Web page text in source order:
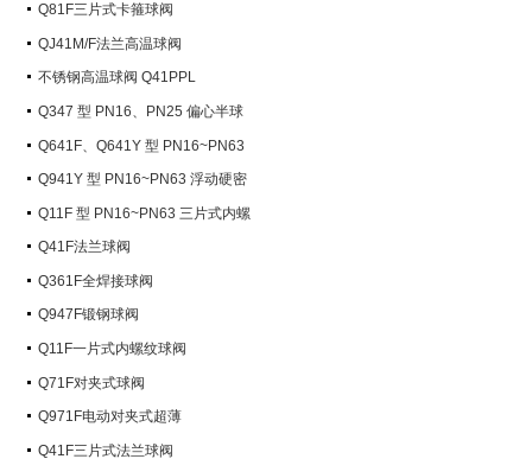
Q81F三片式卡箍球阀
QJ41M/F法兰高温球阀
不锈钢高温球阀 Q41PPL
Q347 型 PN16、PN25 偏心半球
阀Q641F、Q641Y 型 PN16~PN63
气动球阀
Q941Y 型 PN16~PN63 浮动硬密
封电动球阀
Q11F 型 PN16~PN63 三片式内螺
纹球阀
Q41F法兰球阀
Q361F全焊接球阀
Q947F锻钢球阀
Q11F一片式内螺纹球阀
Q71F对夹式球阀
Q971F电动对夹式超薄
Q41F三片式法兰球阀